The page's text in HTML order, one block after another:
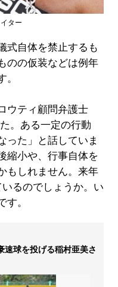
ター
式自体を禁止するも
のの仮装などは例年
ウティ顧問弁護士
。ある一定の行動
った」と話していま
縮小や、行事自体を
もしれません。来年
るのでしょうか。い
す。
球を投げる稲村亜美さ